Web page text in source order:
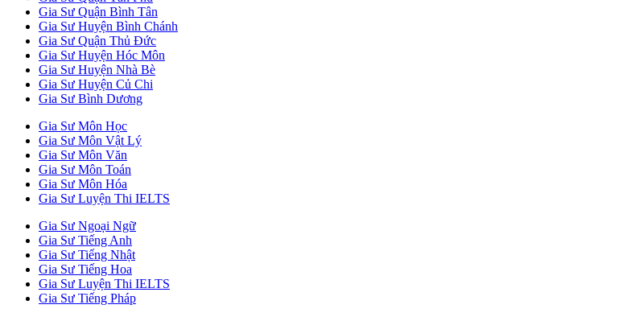
Gia Sư Quận Bình Tân
Gia Sư Huyện Bình Chánh
Gia Sư Quận Thủ Đức
Gia Sư Huyện Hóc Môn
Gia Sư Huyện Nhà Bè
Gia Sư Huyện Củ Chi
Gia Sư Bình Dương
Gia Sư Môn Học
Gia Sư Môn Vật Lý
Gia Sư Môn Văn
Gia Sư Môn Toán
Gia Sư Môn Hóa
Gia Sư Luyện Thi IELTS
Gia Sư Ngoại Ngữ
Gia Sư Tiếng Anh
Gia Sư Tiếng Nhật
Gia Sư Tiếng Hoa
Gia Sư Luyện Thi IELTS
Gia Sư Tiếng Pháp